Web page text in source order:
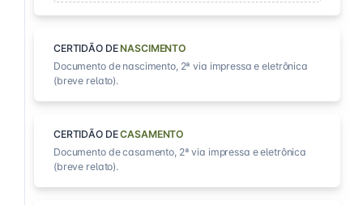
CERTIDÃO DENASCIMENTO
Documento de nascimento, 2ª via impressa e eletrônica
(breve relato).
CERTIDÃO DECASAMENTO
Documento de casamento, 2ª via impressa e eletrônica
(breve relato).